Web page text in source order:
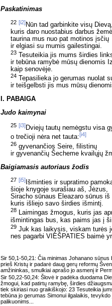
Paskatinimas
22 [i2]Nūn tad garbinkite visų
kuris daro nuostabius darbus
taurina mus nuo pat motinos įsčių
ir elgiasi su mumis gailestingai.
23 Tesuteikia jis mums širdies
ir tebūna ramybė mūsų dienomis
kaip senovėje.
24 Tepasilieka jo gerumas nuolat
ir teišgelbsti jis mus mūsų
I. PABAIGA
Judo kaimynai
25 [i3]Dviejų tautų nemėgstu visa
o trečioji nėra net tauta:[i4]
26 gyvenančios Seire, filistinų
ir gyvenančių Šecheme kvailųjų
Baigiamasis autoriaus žodis
27 [i5] Išminties ir supratimo
šioje knygoje surašiau aš, Jėzus,
Siracho sūnaus Eleazaro sūnus iš
kuris išliejo savo širdies išmintį.
28 Laimingas žmogus, kuris jas
išmintingas bus, kas paims jas į
29 Juk kas laikysis, viskam turės
nes pagarbi VIEŠPATIES baimė
Sir 50,1-50,21: Čia minimas Johanano
prieš Kristų ir padarė daug gerų reformų
amžininkas, smulkiai aprašo jo asmenį ir
Sir 50,22-50,24: Šlovė ir padėka duodama
žmogui, kad patirtų ramybę, širdies
tiek skiriasi nuo graikiškojo: 23 Tesuteikia
tebūna jo gerumas Simonui ilgalaikis,
palikuonims...